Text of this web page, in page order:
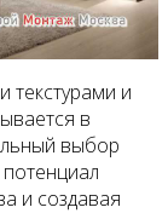
текстурами и
в
выбор
и создавая